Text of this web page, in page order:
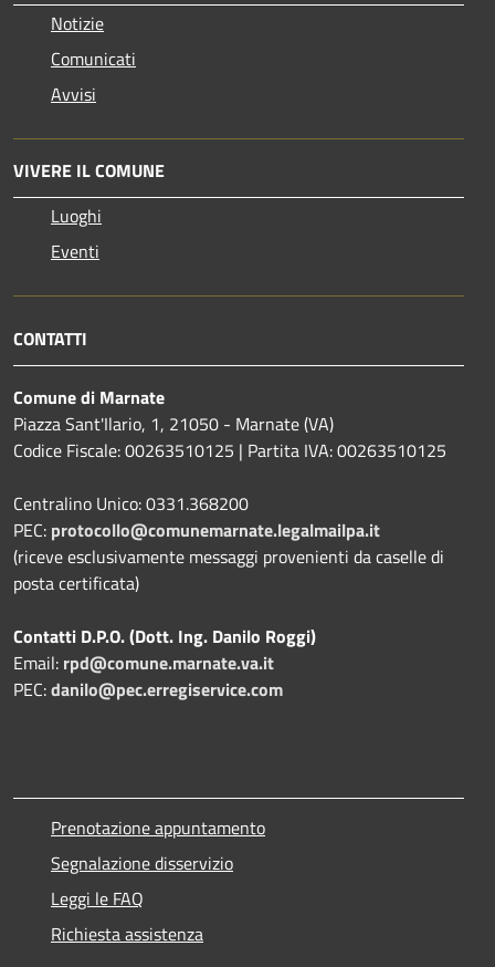
Notizie
Comunicati
Avvisi
VIVERE IL COMUNE
Luoghi
Eventi
CONTATTI
Comune di Marnate
Piazza Sant'Ilario, 1, 21050 - Marnate (VA)
Codice Fiscale: 00263510125 | Partita IVA: 00263510125
Centralino Unico: 0331.368200
PEC: protocollo@comunemarnate.legalmailpa.it
(riceve esclusivamente messaggi provenienti da caselle di
posta certificata)
Contatti D.P.O. (Dott. Ing. Danilo Roggi)
Email: rpd@comune.marnate.va.it
PEC:danilo@pec.erregiservice.com
Prenotazione appuntamento
Segnalazione disservizio
Leggi le FAQ
Richiesta assistenza